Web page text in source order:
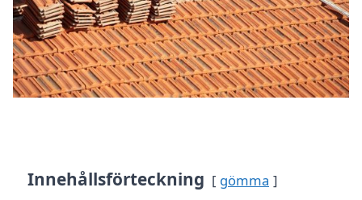
Innehållsförteckning gömma